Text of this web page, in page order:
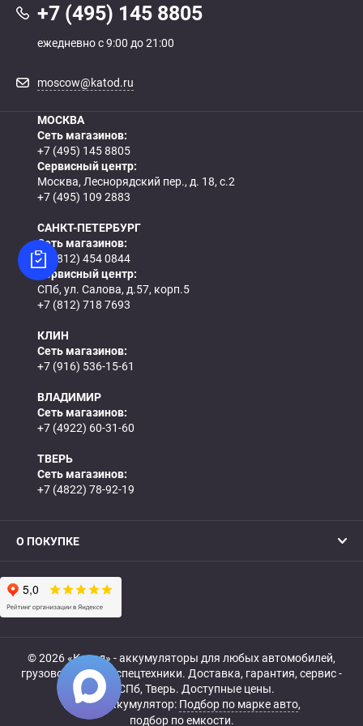
+7 (495) 145 8805
ежедневно с 9:00 до 21:00
moscow@katod.ru
МОСКВА
Сеть магазинов:
+7 (495) 145 8805
Сервисный центр:
Москва, Леснорядский пер., д. 18, с.2
+7 (495) 109 2883
САНКТ-ПЕТЕРБУРГ
Сеть магазинов:
+7 (812) 454 0844
Сервисный центр:
СПб, ул. Салова, д.57, корп.5
+7 (812) 718 7693
КЛИН
Сеть магазинов:
+7 (916) 536-15-61
ВЛАДИМИР
Сеть магазинов:
+7 (4922) 60-31-60
ТВЕРЬ
Сеть магазинов:
+7 (4822) 78-92-19
О ПОКУПКЕ
© 2026 «Катод» - аккумуляторы для любых автомобилей,
грузовой, мото- и спецтехники. Доставка, гарантия, сервис -
МСК, СПб, Тверь. Доступные цены.
Купить аккумулятор: Подбор по марке авто,
подбор по емкости.